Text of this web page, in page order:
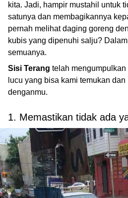
kita. Jadi, hampir mustahil untuk
satunya dan membagikannya
pernah melihat daging goreng
kubis yang dipenuhi salju?
semuanya.
Sisi Terang telah
lucu yang bisa kami temukan
denganmu.
1. Memastikan tidak ada